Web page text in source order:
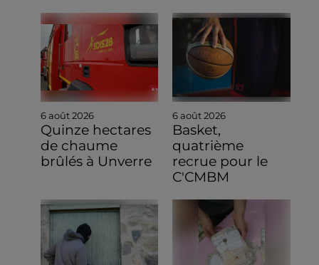
6 août 2026
Quinze hectares
de chaume
brûlés à Unverre
6 août 2026
Basket,
quatrième
recrue pour le
C'CMBM